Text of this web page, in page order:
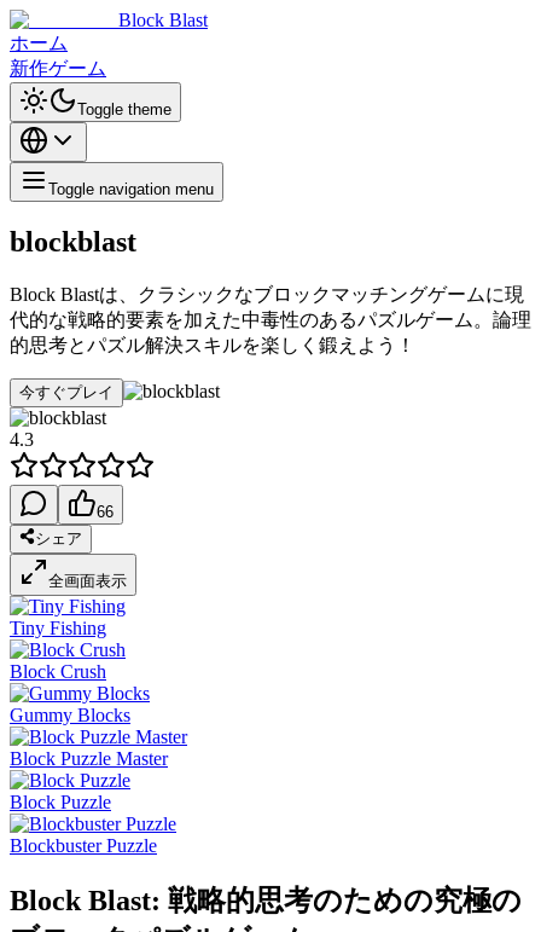
Block Blast
ホーム
新作ゲーム
Toggle theme
Toggle navigation menu
blockblast
Block Blastは、クラシックなブロックマッチングゲームに現
代的な戦略的要素を加えた中毒性のあるパズルゲーム。論理
的思考とパズル解決スキルを楽しく鍛えよう！
今すぐプレイ
4.3
66
シェア
全画面表示
Tiny Fishing
Block Crush
Gummy Blocks
Block Puzzle Master
Block Puzzle
Blockbuster Puzzle
Block Blast: 戦略的思考のための究極の